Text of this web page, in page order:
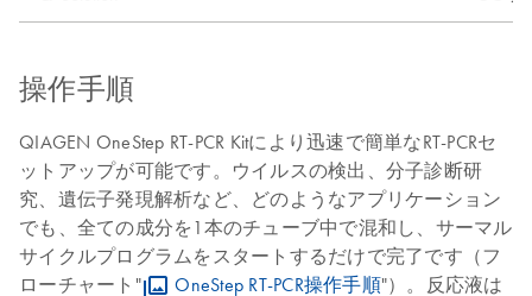
操作手順
QIAGEN OneStep RT-PCR Kitにより迅速で簡単なRT-PCRセ
ットアップが可能です。ウイルスの検出、分子診断研
究、遺伝子発現解析など、どのようなアプリケーション
でも、全ての成分を1本のチューブ中で混和し、サーマル
サイクルプログラムをスタートするだけで完了です（フ
ローチャート"
OneStep RT-PCR操作手順"）。反応液は